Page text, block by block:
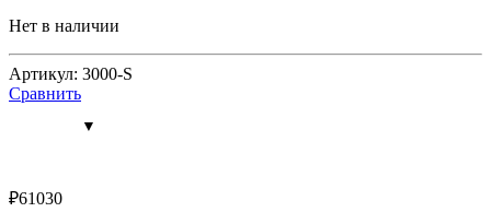
Нет в наличии
Артикул: 3000-S
Сравнить
₽61030